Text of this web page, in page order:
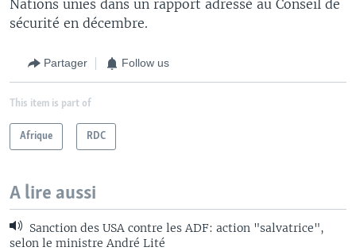
Nations unies dans un rapport adressé au Conseil de
sécurité en décembre.
Partager Follow us
This item is part of
Afrique RDC
A lire aussi
Sanction des USA contre les ADF: action "salvatrice",
selon le ministre André Lité